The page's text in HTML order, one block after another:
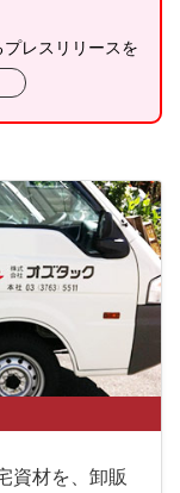
レスリリースを
資材を、卸販